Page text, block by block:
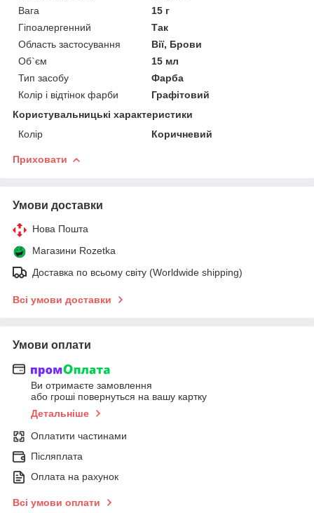
Вага
15 г
Гіпоалергенний
Так
Область застосування
Вії, Брови
Об`єм
15 мл
Тип засобу
Фарба
Колір і відтінок фарби
Графітовий
Користувальницькі характеристики
Колір
Коричневий
Приховати
Умови доставки
Нова Пошта
Магазини Rozetka
Доставка по всьому світу (Worldwide shipping)
Всі умови доставки
Умови оплати
Ви отримаєте замовлення
або гроші повернуться на вашу картку
Детальніше
Оплатити частинами
Післяплата
Оплата на рахунок
Всі умови оплати